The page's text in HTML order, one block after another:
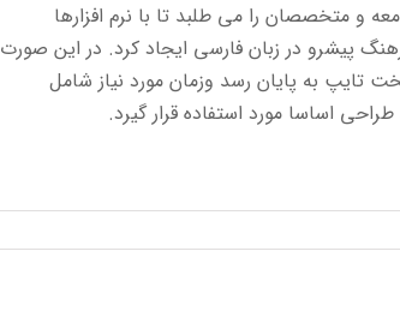
و متخصصان را می طلبد تا با نرم افزارها
پیشرو در زبان فارسی ایجاد کرد. در این صورت
تایپ به پایان رسد وزمان مورد نیاز شامل
اساسا مورد استفاده قرار گیرد.